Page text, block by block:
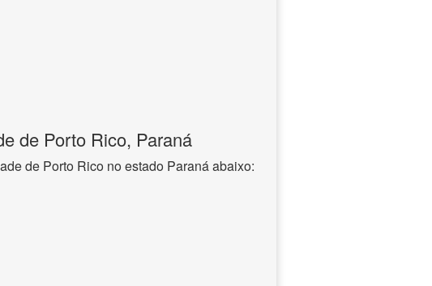
de Porto Rico, Paraná
de Porto Rico no estado Paraná abaixo: